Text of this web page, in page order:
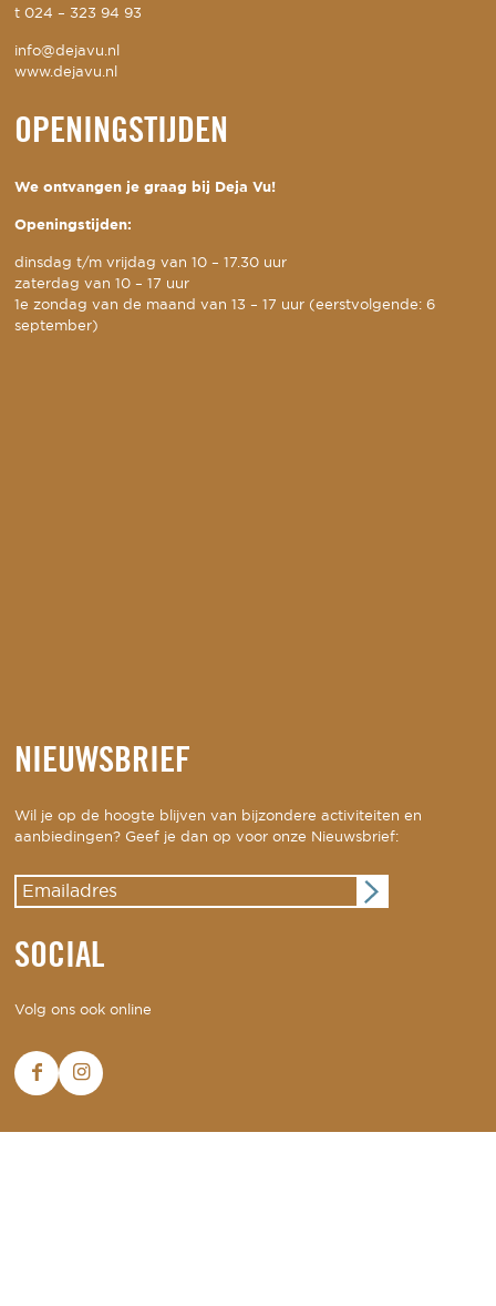
t024 – 323 94 93
info@dejavu.nl
www.dejavu.nl
OPENINGSTIJDEN
We ontvangen je graag bij Deja Vu!
Openingstijden:
dinsdag t/m vrijdag van 10 – 17.30 uur
zaterdag van 10 – 17 uur
1e zondag van de maand van 13 – 17 uur (eerstvolgende: 6
september)
NIEUWSBRIEF
Wil je op de hoogte blijven van bijzondere activiteiten en
aanbiedingen? Geef je dan op voor onze Nieuwsbrief:
SOCIAL
Volg ons ook online